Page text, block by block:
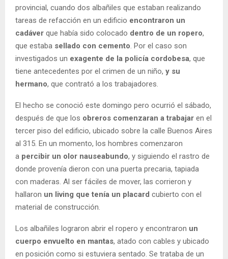
provincial, cuando dos albañiles que estaban realizando
tareas de refacción en un edificio encontraron un
cadáver que había sido colocado dentro de un ropero,
que estaba sellado con cemento. Por el caso son
investigados un exagente de la policía cordobesa, que
tiene antecedentes por el crimen de un niño, y su
hermano, que contrató a los trabajadores.
El hecho se conoció este domingo pero ocurrió el sábado,
después de que los obreros comenzaran a trabajar en el
tercer piso del edificio, ubicado sobre la calle Buenos Aires
al 315. En un momento, los hombres comenzaron
a percibir un olor nauseabundo, y siguiendo el rastro de
donde provenía dieron con una puerta precaria, tapiada
con maderas. Al ser fáciles de mover, las corrieron y
hallaron un living que tenía un placard cubierto con el
material de construcción.
Los albañiles lograron abrir el ropero y encontraron un
cuerpo envuelto en mantas, atado con cables y ubicado
en posición como si estuviera sentado. Se trataba de un